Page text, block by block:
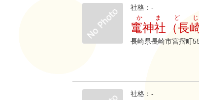
社格：-
竃神社（長
かまど
長崎県長崎市宮摺町
社格：-